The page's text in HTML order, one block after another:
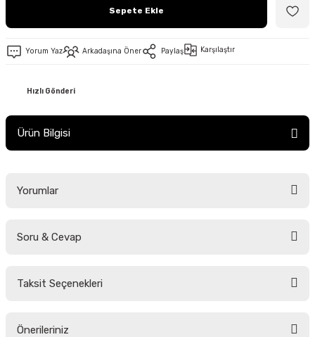
Sepete Ekle
Yorum Yaz Arkadaşına Öner Paylaş Karşılaştır
Hızlı Gönderi
Ürün Bilgisi
Yorumlar
Soru & Cevap
Taksit Seçenekleri
Önerileriniz